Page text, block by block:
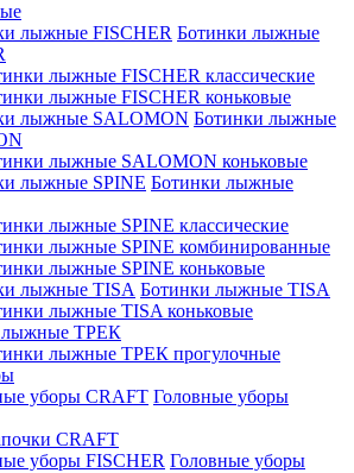
Ботинки лыжные
лыжные FISCHER классические
лыжные FISCHER коньковые
Ботинки лыжные
лыжные SALOMON коньковые
Ботинки лыжные
лыжные SPINE классические
лыжные SPINE комбинированные
лыжные SPINE коньковые
Ботинки лыжные TISA
лыжные TISA коньковые
лыжные ТРЕК
лыжные ТРЕК прогулочные
Головные уборы
CRAFT
Головные уборы